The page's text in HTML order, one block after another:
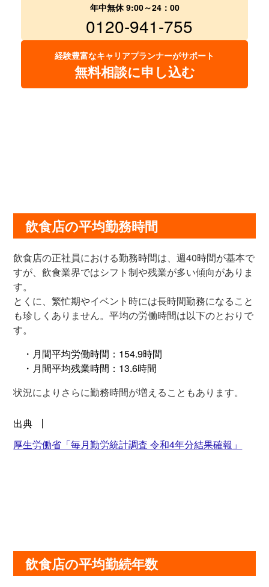
年中無休 9:00～24：00
0120-941-755
経験豊富なキャリアプランナーがサポート
無料相談に申し込む
飲食店の平均勤務時間
飲食店の正社員における勤務時間は、週40時間が基本で
すが、飲食業界ではシフト制や残業が多い傾向がありま
す。
とくに、繁忙期やイベント時には長時間勤務になること
も珍しくありません。平均の労働時間は以下のとおりで
す。
・月間平均労働時間：154.9時間
・月間平均残業時間：13.6時間
状況によりさらに勤務時間が増えることもあります。
出典
厚生労働省「毎月勤労統計調査 令和4年分結果確報」
飲食店の平均勤続年数